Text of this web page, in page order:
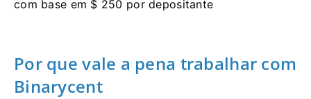
com base em $ 250 por depositante
Por que vale a pena trabalhar com
Binarycent